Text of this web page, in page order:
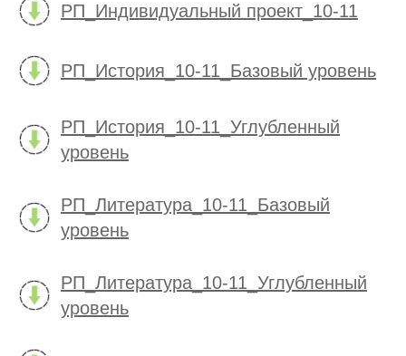
РП_Индивидуальный проект_10-11
РП_История_10-11_Базовый уровень
РП_История_10-11_Углубленный
уровень
РП_Литература_10-11_Базовый
уровень
РП_Литература_10-11_Углубленный
уровень